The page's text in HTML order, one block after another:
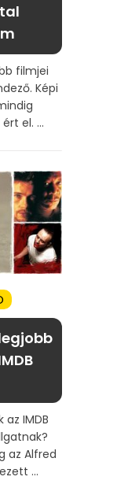
filmjei
Képi
el. ...
IMDB
az Alfred
...